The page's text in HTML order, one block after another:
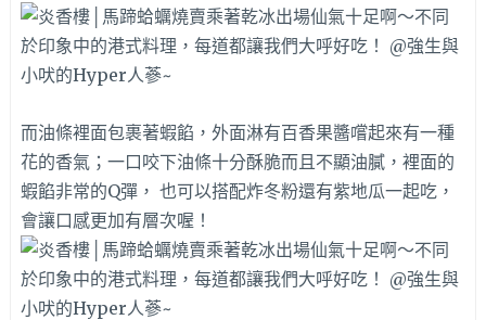
而油條裡面包裹著蝦餡，外面淋有百香果醬嚐起來有一種
花的香氣；一口咬下油條十分酥脆而且不顯油膩，裡面的
蝦餡非常的Q彈， 也可以搭配炸冬粉還有紫地瓜一起吃，
會讓口感更加有層次喔！